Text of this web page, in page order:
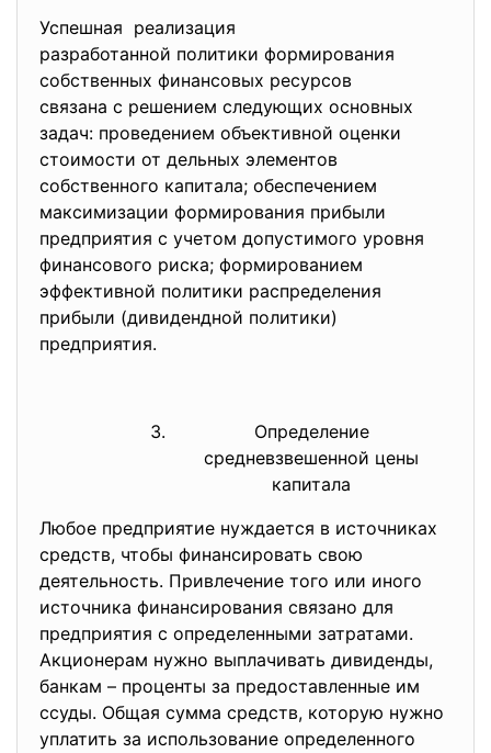
Успешная реализация
разработанной политики формирования
собственных финансовых ресурсов
связана с решением следующих основных
задач: проведением объективной оценки
стоимости от дельных элементов
собственного капитала; обеспечением
максимизации формирования прибыли
предприятия с учетом допустимого уровня
финансового риска; формированием
эффективной политики распределения
прибыли (дивидендной политики)
предприятия.
Определение
средневзвешенной цены
капитала
Любое предприятие нуждается в источниках
средств, чтобы финансировать свою
деятельность. Привлечение того или иного
источника финансирования связано для
предприятия с определенными затратами.
Акционерам нужно выплачивать дивиденды,
банкам – проценты за предоставленные им
ссуды. Общая сумма средств, которую нужно
уплатить за использование определенного